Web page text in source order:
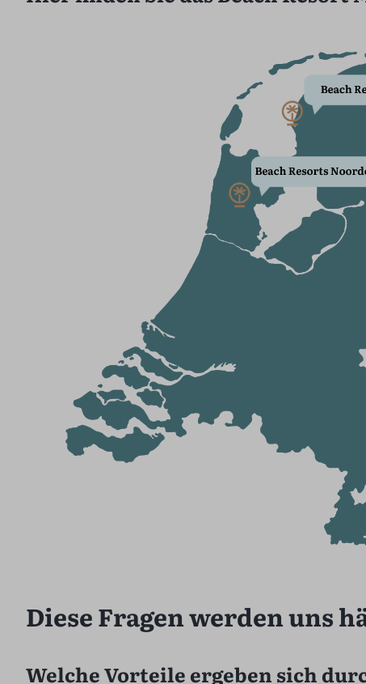
Diese Fragen werden uns
Welche Vorteile ergeben sich